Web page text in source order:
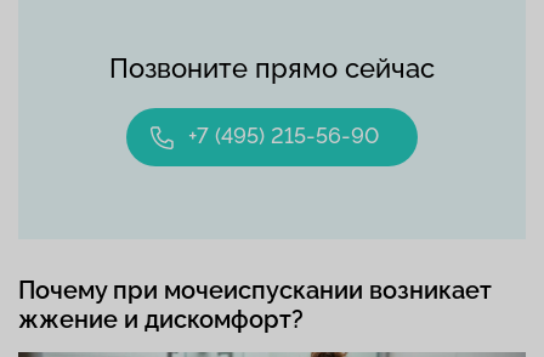
Позвоните прямо сейчас
+7 (495) 215-56-90
Почему при мочеиспускании возникает
жжение и дискомфорт?